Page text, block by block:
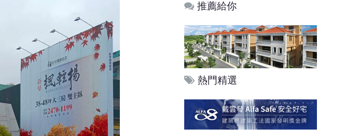
推薦給你
熱門精選